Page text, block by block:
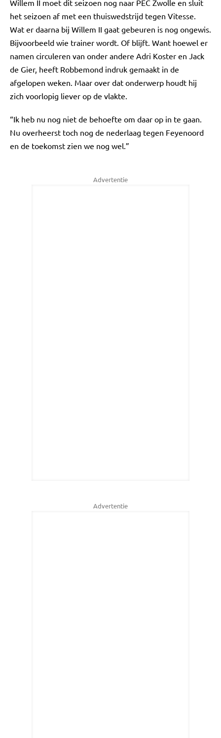
Willem II moet dit seizoen nog naar PEC Zwolle en sluit
het seizoen af met een thuiswedstrijd tegen Vitesse.
Wat er daarna bij Willem II gaat gebeuren is nog ongewis.
Bijvoorbeeld wie trainer wordt. Of blijft. Want hoewel er
namen circuleren van onder andere Adri Koster en Jack
de Gier, heeft Robbemond indruk gemaakt in de
afgelopen weken. Maar over dat onderwerp houdt hij
zich voorlopig liever op de vlakte.
“Ik heb nu nog niet de behoefte om daar op in te gaan.
Nu overheerst toch nog de nederlaag tegen Feyenoord
en de toekomst zien we nog wel.”
Advertentie
Advertentie